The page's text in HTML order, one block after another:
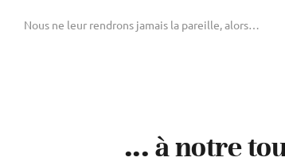
Nous ne leur rendrons jamais la pareille, alors…
... à notre